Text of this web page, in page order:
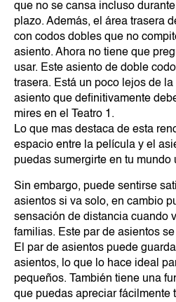
que no se cansa incluso
plazo. Además, el área trasera
con codos dobles que no
asiento. Ahora no tiene que
usar. Este asiento de doble
trasera. Está un poco lejos de
asiento que definitivamente
mires en el Teatro 1.
Lo que mas destaca de esta
espacio entre la película y el
puedas sumergirte en tu mundo
Sin embargo, puede sentirse
asientos si va solo, en cambio
sensación de distancia cuando
familias. Este par de asientos
El par de asientos puede
asientos, lo que lo hace ideal
pequeños. También tiene una
que puedas apreciar fácilmente